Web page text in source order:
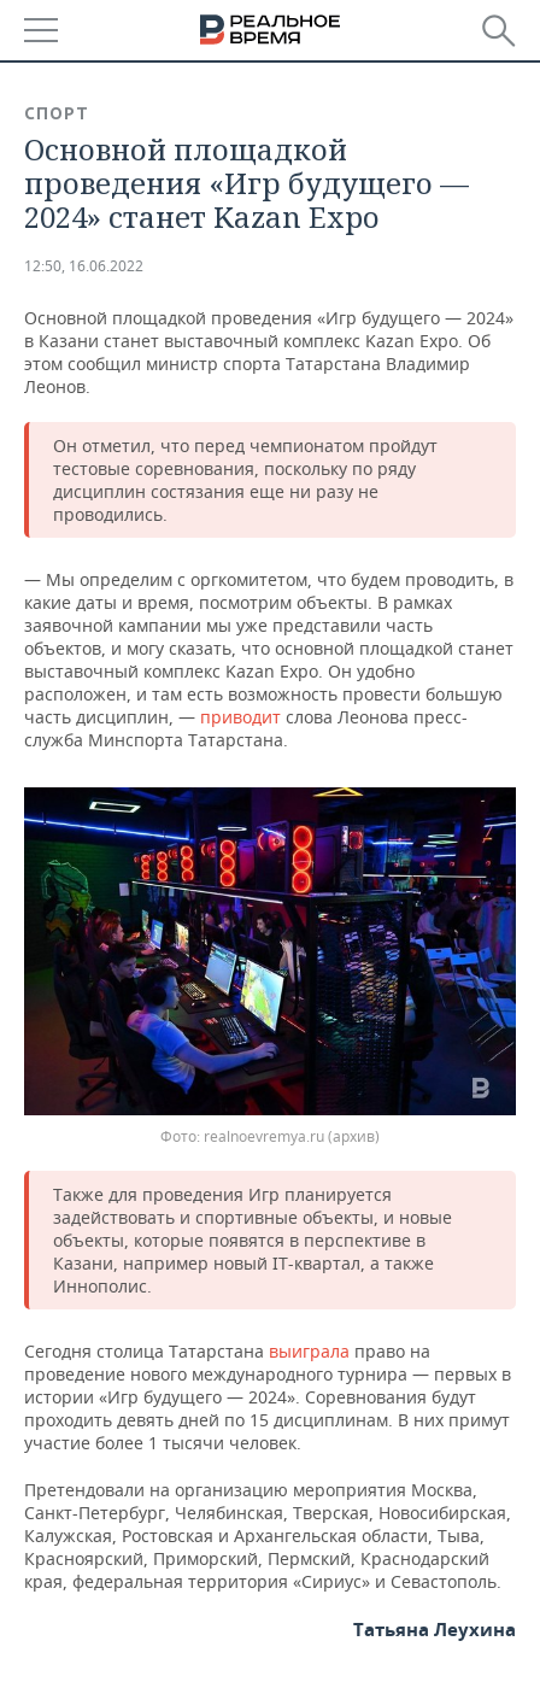
БАШКОРТОСТАН
ТАТАРСТАН
НОВОСТИ
АНАЛИТИКА
ДЕКЛАРАЦИИ О ДОХОДАХ
КОРОЛИ ГОСЗАКАЗА ПФО
ВУЗЫ ТАТАРСТАНА
КОМУ ПРИНАДЛЕЖАТ
ТОРГОВЫЕ ЦЕНТРЫ
ТАТАРСТАНА
НОВОСТИ ЭКОНОМИКИ
ФИНАНСЫ
БАНКИ
БЮДЖЕТ
ИНВЕСТИЦИИ
ПРОМЫШЛЕННОСТЬ
НОВОСТИ
ПРОМЫШЛЕННОСТИ
АГРОПРОМ
МАШИНОСТРОЕНИЕ
НЕФТЬ
ОПК
ЭНЕРГЕТИКА
НЕДВИЖИМОСТЬ
НОВОСТИ НЕДВИЖИМОСТИ
АВТО
НОВОСТИ АВТО
БИЗНЕС
НОВОСТИ БИЗНЕСА
РОЗНИЧНАЯ ТОРГОВЛЯ
ТРАНСПОРТ
УСЛУГИ
ТЕХНОЛОГИИ
НОВОСТИ ТЕХНОЛОГИЙ
IT
МЕДИА
ТЕЛЕКОММУНИКАЦИИ
МЕРОПРИЯТИЯ
НОВОСТИ МЕРОПРИЯТИЙ
ВЫЕЗДНАЯ РЕДАКЦИЯ
БИЗНЕС-БРАНЧИ
ONLINE-КОНФЕРЕНЦИИ
ОТКРЫТАЯ ЛЕКЦИЯ
СПОРТ
НОВОСТИ СПОРТА
ФУТБОЛ
ХОККЕЙ
БАСКЕТБОЛ
ВОЛЕЙБОЛ
КИБЕРСПОРТ
ФИГУРНОЕ КАТАНИЕ
ВОДНЫЕ ВИДЫ СПОРТА
ХОККЕЙ С МЯЧОМ
ОБЩЕСТВО
НОВОСТИ ОБЩЕСТВА
ВЛАСТЬ
ИНФРАСТРУКТУРА
ИСТОРИЯ
КУЛЬТУРА
МЕДИЦИНА
ОБРАЗОВАНИЕ
ПРОИСШЕСТВИЯ
ФОТОГАЛЕРЕЯ
СЮЖЕТЫ
СПРАВОЧНИК
СПИСОК ПЕРСОН
СПИСОК КОМПАНИЙ
ПОЛНАЯ ВЕРСИЯ
СПОРТ
Основной площадкой
проведения «Игр будущего —
2024» станет Kazan Expo
12:50, 16.06.2022
Основной площадкой проведения «Игр будущего — 2024»
в Казани станет выставочный комплекс Kazan Expo. Об
этом сообщил министр спорта Татарстана Владимир
Леонов.
Он отметил, что перед чемпионатом пройдут
тестовые соревнования, поскольку по ряду
дисциплин состязания еще ни разу не
проводились.
— Мы определим с оргкомитетом, что будем проводить, в
какие даты и время, посмотрим объекты. В рамках
заявочной кампании мы уже представили часть
объектов, и могу сказать, что основной площадкой станет
выставочный комплекс Kazan Expo. Он удобно
расположен, и там есть возможность провести большую
часть дисциплин, — приводит слова Леонова пресс-
служба Минспорта Татарстана.
Фото: realnoevremya.ru (архив)
Также для проведения Игр планируется
задействовать и спортивные объекты, и новые
объекты, которые появятся в перспективе в
Казани, например новый IT-квартал, а также
Иннополис.
Сегодня столица Татарстана выиграла право на
проведение нового международного турнира — первых в
истории «Игр будущего — 2024». Соревнования будут
проходить девять дней по 15 дисциплинам. В них примут
участие более 1 тысячи человек.
Претендовали на организацию мероприятия Москва,
Санкт-Петербург, Челябинская, Тверская, Новосибирская,
Калужская, Ростовская и Архангельская области, Тыва,
Красноярский, Приморский, Пермский, Краснодарский
края, федеральная территория «Сириус» и Севастополь.
Татьяна Леухина